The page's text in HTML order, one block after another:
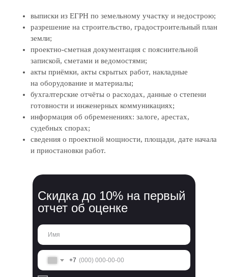
выписки из ЕГРН по земельному участку и недострою;
разрешение на строительство, градостроительный план
земли;
проектно‑сметная документация с пояснительной
запиской, сметами и ведомостями;
акты приёмки, акты скрытых работ, накладные
на оборудование и материалы;
бухгалтерские отчёты о расходах, данные о степени
готовности и инженерных коммуникациях;
информация об обременениях: залоге, арестах,
судебных спорах;
сведения о проектной мощности, площади, дате начала
и приостановки работ.
Скидка до 10% на первый
отчет об оценке
+7